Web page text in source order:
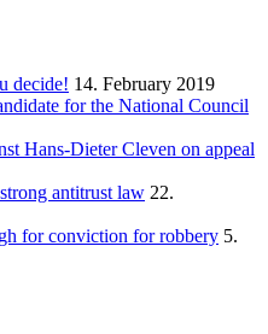
decide! 14. February 2019
for the National Council
Hans-Dieter Cleven on appeal
antitrust law 22.
for conviction for robbery 5.